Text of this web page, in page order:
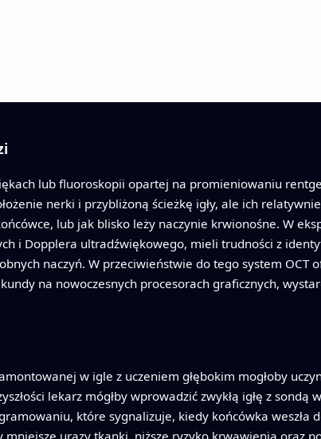
lub fluoroskopii opartej na promieniowaniu
nerki i przybliżoną ścieżkę igły, ale ich
lub jak blisko leży naczynie krwionośne. W
i Dopplera ultradźwiękowego, mieli trudności z
naczyń. W przeciwieństwie do tego system OCT
na nowoczesnych procesorach graficznych,
w igle z uczeniem głębokim mogłoby
lekarz mógłby wprowadzić zwykłą igłę z
które sygnalizuje, kiedy końcówka weszła
mniejsze urazy tkanki, niższe ryzyko krwawienia oraz